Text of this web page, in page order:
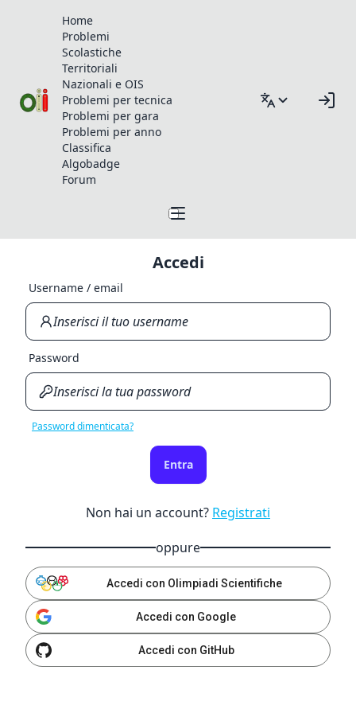
Home
Problemi
Scolastiche
Territoriali
Nazionali e OIS
Problemi per tecnica
Problemi per gara
Problemi per anno
Classifica
Algobadge
Forum
Accedi
Username / email
Password
Password dimenticata?
Entra
Non hai un account? Registrati
oppure
Accedi con Olimpiadi Scientifiche
Accedi con Google
Accedi con GitHub